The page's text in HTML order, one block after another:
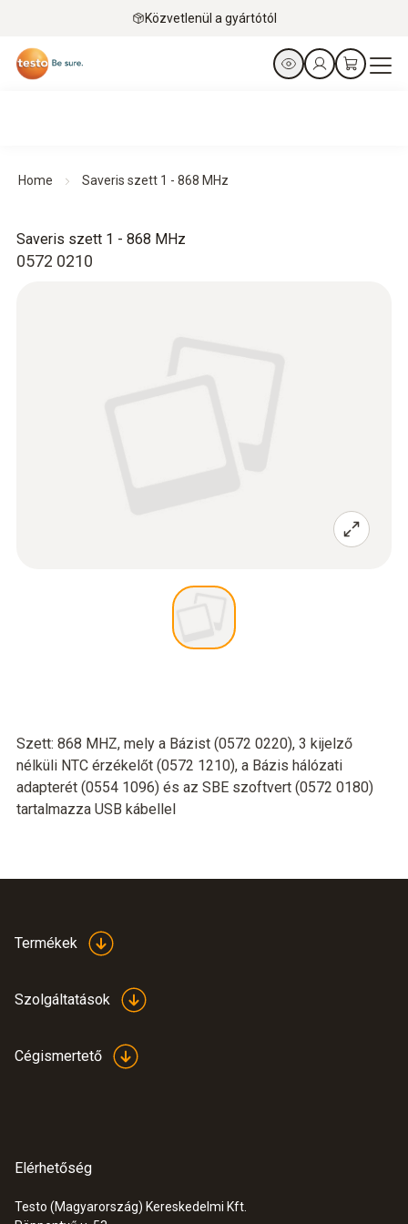
Közvetlenül a gyártótól
Home Saveris szett 1 - 868 MHz
0572 0210
Saveris szett 1 - 868 MHz
Szett: 868 MHZ, mely a Bázist (0572 0220), 3 kijelző
nélküli NTC érzékelőt (0572 1210), a Bázis hálózati
adapterét (0554 1096) és az SBE szoftvert (0572 0180)
tartalmazza USB kábellel
Termékek
Szolgáltatások
Cégismertető
Elérhetőség
Testo (Magyarország) Kereskedelmi Kft.